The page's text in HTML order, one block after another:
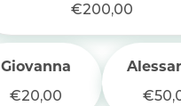
€200,00
Giovanna
€20,00